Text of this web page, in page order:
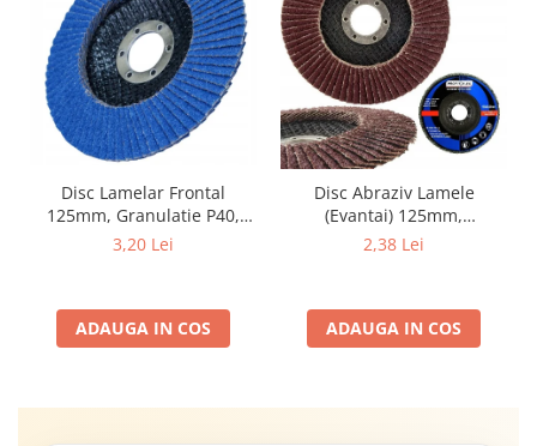
Disc Lamelar Frontal
125mm, Granulatie P40,
Abraziv Premium din
13300 RPM, pentru Slefuire
Otel, Inox, Lemn si Metal,
3,20 Lei
ADAUGA IN COS
Disc Abraziv Lamele
(Evantai) 125mm,
Granulație , pentru Metal și
2,38 Lei
ADAUGA IN COS